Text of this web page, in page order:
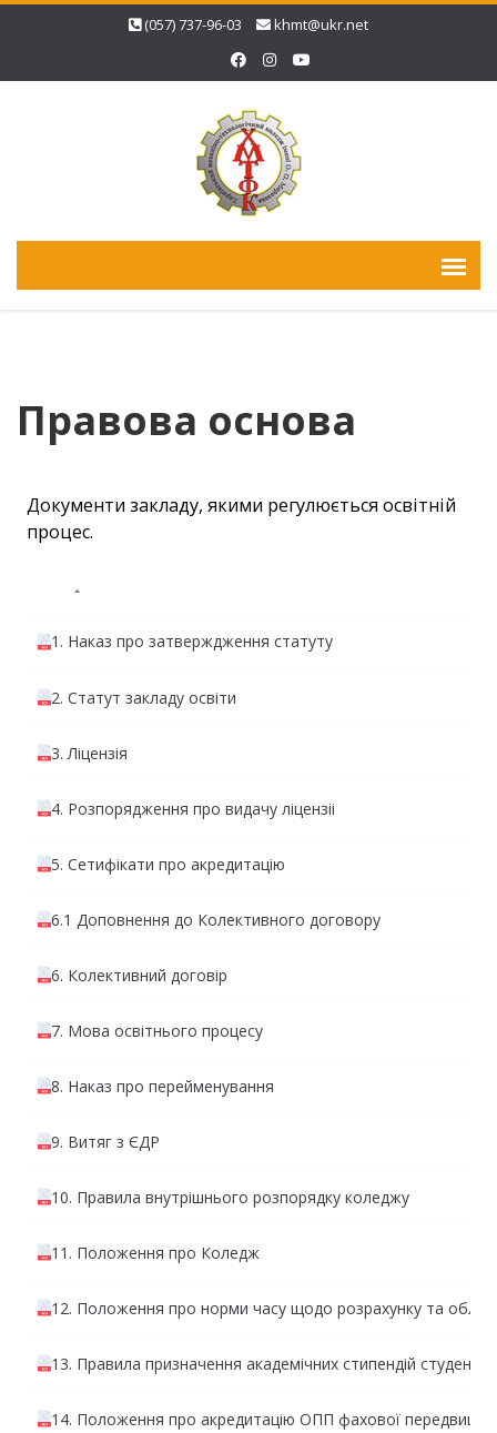
(057) 737-96-03 khmt@ukr.net
Правова основа
Документи закладу, якими регулюється освітній
процес.
1. Наказ про затверждження статуту
2. Статут закладу освіти
3. Ліцензія
4. Розпорядження про видачу ліцензіі
5. Сетифікати про акредитацію
6.1 Доповнення до Колективного договору
6. Колективний договір
7. Мова освітнього процесу
8. Наказ про перейменування
9. Витяг з ЄДР
10. Правила внутрішнього розпорядку коледжу
11. Положення про Коледж
12. Положення про норми часу щодо розрахунку та
13. Правила призначення академічних стипендій
14. Положення про акредитацію ОПП фахової передвищої